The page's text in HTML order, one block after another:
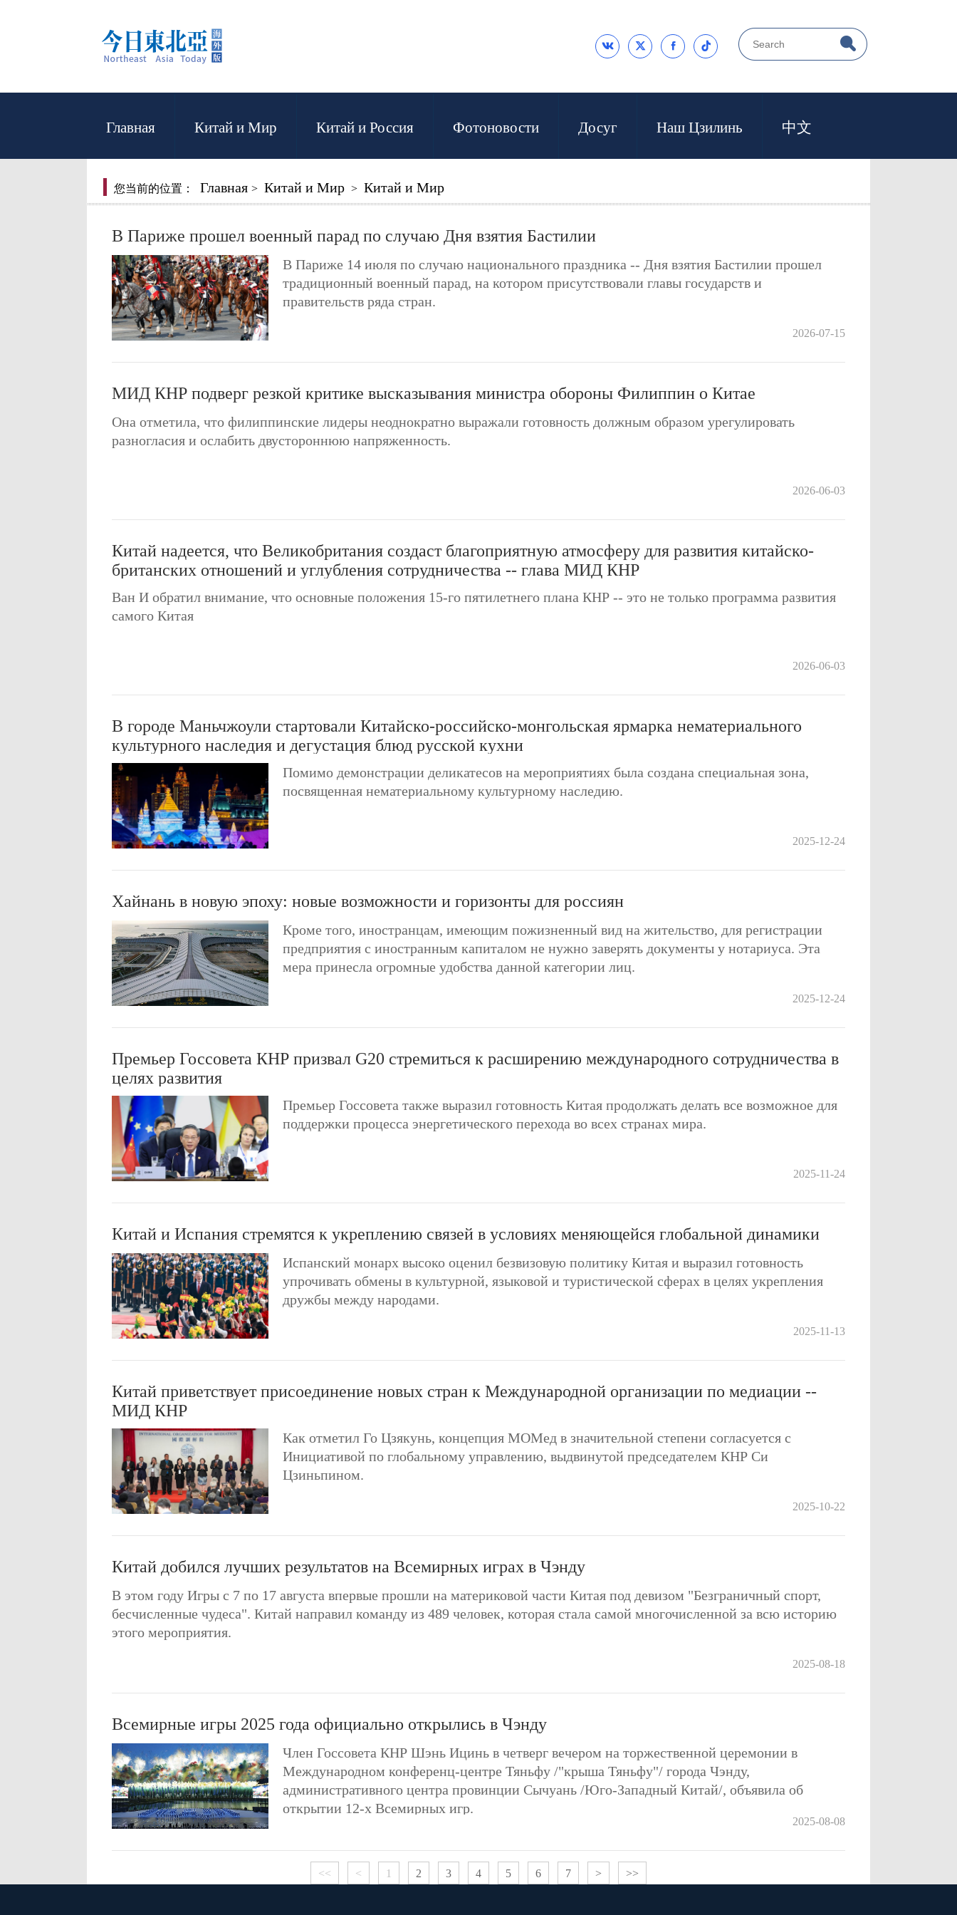
   
Главная Китай и Мир Китай и Россия Фотоновости Досуг Наш Цзилинь 中文
您当前的位置： Главная > Китай и Мир > Китай и Мир
В Париже прошел военный парад по случаю Дня взятия Бастилии
В Париже 14 июля по случаю национального праздника -- Дня взятия Бастилии прошел
традиционный военный парад, на котором присутствовали главы государств и
правительств ряда стран.
2026-07-15
МИД КНР подверг резкой критике высказывания министра обороны Филиппин о Китае
Она отметила, что филиппинские лидеры неоднократно выражали готовность должным образом урегулировать
разногласия и ослабить двустороннюю напряженность.
2026-06-03
Китай надеется, что Великобритания создаст благоприятную атмосферу для развития китайско-
британских отношений и углубления сотрудничества -- глава МИД КНР
Ван И обратил внимание, что основные положения 15-го пятилетнего плана КНР -- это не только программа развития
самого Китая
2026-06-03
В городе Маньчжоули стартовали Китайско-российско-монгольская ярмарка нематериального
культурного наследия и дегустация блюд русской кухни
Помимо демонстрации деликатесов на мероприятиях была создана специальная зона,
посвященная нематериальному культурному наследию.
2025-12-24
Хайнань в новую эпоху: новые возможности и горизонты для россиян
Кроме того, иностранцам, имеющим пожизненный вид на жительство, для регистрации
предприятия с иностранным капиталом не нужно заверять документы у нотариуса. Эта
мера принесла огромные удобства данной категории лиц.
2025-12-24
Премьер Госсовета КНР призвал G20 стремиться к расширению международного сотрудничества в
целях развития
Премьер Госсовета также выразил готовность Китая продолжать делать все возможное для
поддержки процесса энергетического перехода во всех странах мира.
2025-11-24
Китай и Испания стремятся к укреплению связей в условиях меняющейся глобальной динамики
Испанский монарх высоко оценил безвизовую политику Китая и выразил готовность
упрочивать обмены в культурной, языковой и туристической сферах в целях укрепления
дружбы между народами.
2025-11-13
Китай приветствует присоединение новых стран к Международной организации по медиации --
МИД КНР
Как отметил Го Цзякунь, концепция МОМед в значительной степени согласуется с
Инициативой по глобальному управлению, выдвинутой председателем КНР Си
Цзиньпином.
2025-10-22
Китай добился лучших результатов на Всемирных играх в Чэнду
В этом году Игры с 7 по 17 августа впервые прошли на материковой части Китая под девизом "Безграничный спорт,
бесчисленные чудеса". Китай направил команду из 489 человек, которая стала самой многочисленной за всю историю
этого мероприятия.
2025-08-18
Всемирные игры 2025 года официально открылись в Чэнду
Член Госсовета КНР Шэнь Ицинь в четверг вечером на торжественной церемонии в
Международном конференц-центре Тяньфу /"крыша Тяньфу"/ города Чэнду,
административного центра провинции Сычуань /Юго-Западный Китай/, объявила об
открытии 12-х Всемирных игр.
2025-08-08
<< < 1 2 3 4 5 6 7 > >>